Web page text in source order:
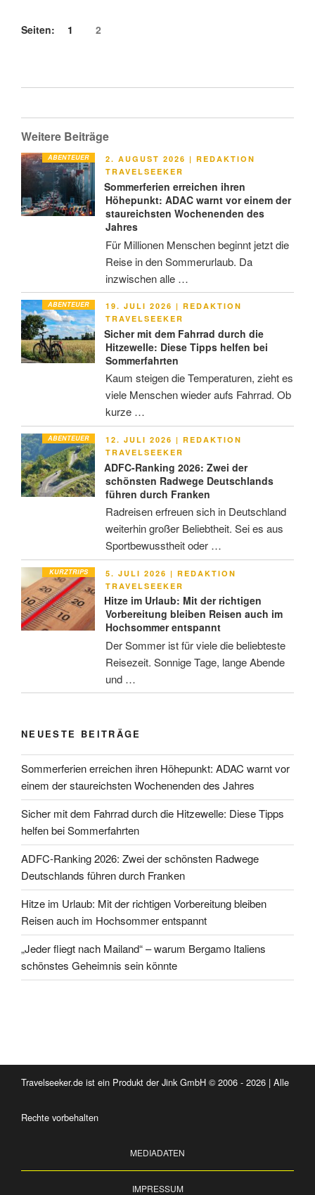
Seiten: 1 2
Weitere Beiträge
ABENTEUER
VERÖFFENTLICHT
AM
2. AUGUST 2026 | REDAKTION
TRAVELSEEKER
Sommerferien erreichen ihren
Höhepunkt: ADAC warnt vor einem der
staureichsten Wochenenden des
Jahres
Für Millionen Menschen beginnt jetzt die
Reise in den Sommerurlaub. Da
inzwischen alle …
ABENTEUER
VERÖFFENTLICHT
AM
19. JULI 2026 | REDAKTION
TRAVELSEEKER
Sicher mit dem Fahrrad durch die
Hitzewelle: Diese Tipps helfen bei
Sommerfahrten
Kaum steigen die Temperaturen, zieht es
viele Menschen wieder aufs Fahrrad. Ob
kurze …
ABENTEUER
VERÖFFENTLICHT
AM
12. JULI 2026 | REDAKTION
TRAVELSEEKER
ADFC-Ranking 2026: Zwei der
schönsten Radwege Deutschlands
führen durch Franken
Radreisen erfreuen sich in Deutschland
weiterhin großer Beliebtheit. Sei es aus
Sportbewusstheit oder …
KURZTRIPS
VERÖFFENTLICHT
AM
5. JULI 2026 | REDAKTION
TRAVELSEEKER
Hitze im Urlaub: Mit der richtigen
Vorbereitung bleiben Reisen auch im
Hochsommer entspannt
Der Sommer ist für viele die beliebteste
Reisezeit. Sonnige Tage, lange Abende
und …
NEUESTE BEITRÄGE
Sommerferien erreichen ihren Höhepunkt: ADAC warnt vor
einem der staureichsten Wochenenden des Jahres
Sicher mit dem Fahrrad durch die Hitzewelle: Diese Tipps
helfen bei Sommerfahrten
ADFC-Ranking 2026: Zwei der schönsten Radwege
Deutschlands führen durch Franken
Hitze im Urlaub: Mit der richtigen Vorbereitung bleiben
Reisen auch im Hochsommer entspannt
„Jeder fliegt nach Mailand“ – warum Bergamo Italiens
schönstes Geheimnis sein könnte
Travelseeker.de ist ein Produkt der Jink GmbH © 2006 - 2026 | Alle
Rechte vorbehalten
MEDIADATEN
IMPRESSUM